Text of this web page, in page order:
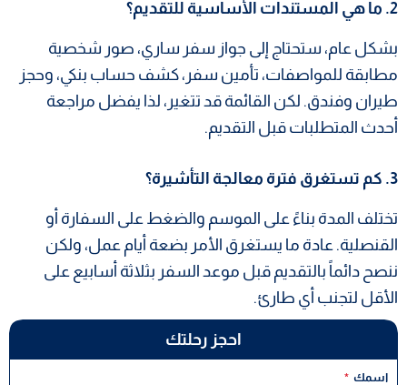
احجز رحلتك
اسمك
2. ما هي المستندات الأساسية للتقديم؟
بشكل عام، ستحتاج إلى جواز سفر ساري، صور شخصية
مطابقة للمواصفات، تأمين سفر، كشف حساب بنكي، وحجز
طيران وفندق. لكن القائمة قد تتغير، لذا يفضل مراجعة
أحدث المتطلبات قبل التقديم.
3. كم تستغرق فترة معالجة التأشيرة؟
تختلف المدة بناءً على الموسم والضغط على السفارة أو
القنصلية. عادة ما يستغرق الأمر بضعة أيام عمل، ولكن
ننصح دائماً بالتقديم قبل موعد السفر بثلاثة أسابيع على
الأقل لتجنب أي طارئ.